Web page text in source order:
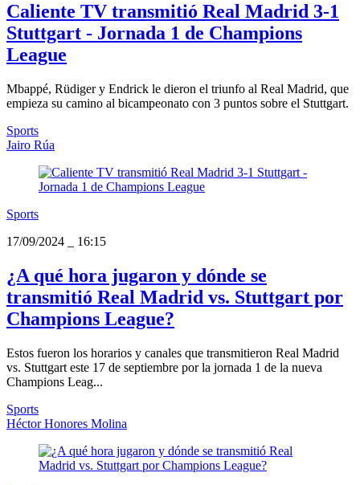
Caliente TV transmitió Real Madrid 3-1
Stuttgart - Jornada 1 de Champions
League
Mbappé, Rüdiger y Endrick le dieron el triunfo al Real Madrid, que
empieza su camino al bicampeonato con 3 puntos sobre el Stuttgart.
Sports
Jairo Rúa
Sports
17/09/2024
16:15
¿A qué hora jugaron y dónde se
transmitió Real Madrid vs. Stuttgart por
Champions League?
Estos fueron los horarios y canales que transmitieron Real Madrid
vs. Stuttgart este 17 de septiembre por la jornada 1 de la nueva
Champions Leag...
Sports
Héctor Honores Molina